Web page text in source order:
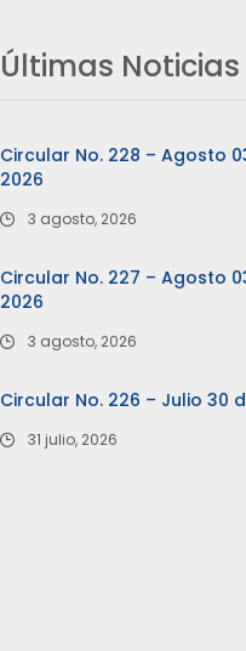
Últimas Noticias
Circular No. 228 – Agosto
2026
3 agosto, 2026
Circular No. 227 – Agosto
2026
3 agosto, 2026
Circular No. 226 – Julio 30
31 julio, 2026